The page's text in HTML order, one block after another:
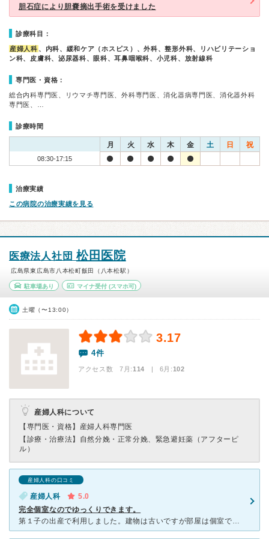
胆石症により胆嚢摘出手術を受けました
診療科目：
産婦人科 、内科、緩和ケア（ホスピス）、外科、整形外科、リハビリテーショ
ン科、皮膚科、泌尿器科、眼科、耳鼻咽喉科、小児科、放射線科
専門医・資格：
総合内科専門医、リウマチ専門医、外科専門医、消化器病専門医、消化器外科
専門医、…
診療時間
月 火 水 木 金 土 日 祝
08:30-17:15
治療実績
この病院の治療実績を見る
医療法人社団 松田医院
広島県東広島市八本松町飯田（八本松駅）
駐車場あり マイナ受付(スマホ可)
土曜（〜13:00）
3.17
4件
アクセス数 7月:114 | 6月:102
産婦人科について
【専門医・資格】 産婦人科専門医
【診療・治療法】 自然分娩・正常分娩、緊急避妊薬（アフターピ
ル）
産婦人科の口コミ
産婦人科
5.0
完全個室なのでゆっくりできます。
第１子の出産で利用しました。建物は古いですが部屋は個室できれいです。道路に面していますが、とても静かで産後ゆっくり過ごせます。看護師さんもみなさん優しいです。３日目からは赤ちゃんと同室で寝る時も一緒に